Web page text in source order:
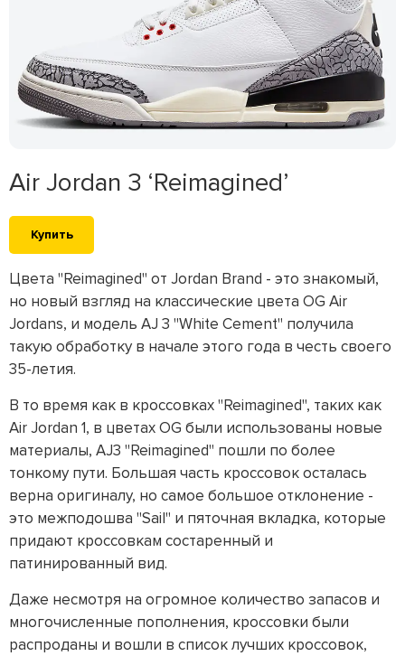
Air Jordan 3 ‘Reimagined’
Купить
Цвета "Reimagined" от Jordan Brand - это знакомый,
но новый взгляд на классические цвета OG Air
Jordans, и модель AJ 3 "White Cement" получила
такую обработку в начале этого года в честь своего
35-летия.
В то время как в кроссовках "Reimagined", таких как
Air Jordan 1, в цветах OG были использованы новые
материалы, AJ3 "Reimagined" пошли по более
тонкому пути. Большая часть кроссовок осталась
верна оригиналу, но самое большое отклонение -
это межподошва "Sail" и пяточная вкладка, которые
придают кроссовкам состаренный и
патинированный вид.
Даже несмотря на огромное количество запасов и
многочисленные пополнения, кроссовки были
распроданы и вошли в список лучших кроссовок,